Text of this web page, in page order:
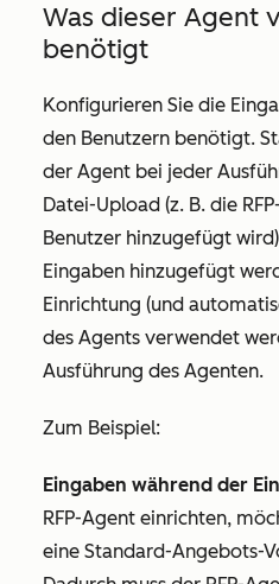
Was dieser Agent
benötigt
Konfigurieren Sie die
den Benutzern benötigt.
der Agent bei jeder
Datei-Upload (z. B. die
Benutzer hinzugefügt
Eingaben hinzugefügt
Einrichtung (und
des Agents verwendet
Ausführung des Agenten.
Zum Beispiel:
Eingaben während der
RFP-Agent einrichten,
eine Standard-Angebots-